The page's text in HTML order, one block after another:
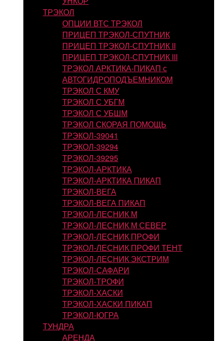
ТРЭКОЛ
ОПЦИИ ВТС ТРЭКОЛ
ПРИЦЕП ТРЭКОЛ-СПУТНИК
ПРИЦЕП ТРЭКОЛ-СПУТНИК II
ПРИЦЕП ТРЭКОЛ-СПУТНИК III
ТРЭКОЛ АРКТИКА-ПИКАП с
АВТОГИДРОПОДЪЕМНИКОМ
ТРЭКОЛ С КМУ
ТРЭКОЛ С УБГМ
ТРЭКОЛ С УБШМ
ТРЭКОЛ СКОРАЯ ПОМОЩЬ
ТРЭКОЛ-39041
ТРЭКОЛ-39294
ТРЭКОЛ-39295
ТРЭКОЛ-АРКТИКА
ТРЭКОЛ-АРКТИКА ПИКАП
ТРЭКОЛ-ВЕГА
ТРЭКОЛ-ВЕГА ПИКАП
ТРЭКОЛ-ЛЕСНИК М
ТРЭКОЛ-ЛЕСНИК М СЕВЕР
ТРЭКОЛ-ЛЕСНИК ПРОФИ
ТРЭКОЛ-ЛЕСНИК ПРОФИ ТЕНТ
ТРЭКОЛ-ЛЕСНИК ЭКСТРИМ
ТРЭКОЛ-САФАРИ
ТРЭКОЛ-ТРОФИ
ТРЭКОЛ-ХАСКИ
ТРЭКОЛ-ХАСКИ ПИКАП
ТРЭКОЛ-ЮГРА
ТУНДРА
АРЕНДА